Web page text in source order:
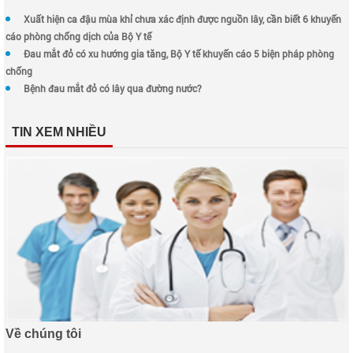
Xuất hiện ca đậu mùa khỉ chưa xác định được nguồn lây, cần biết 6 khuyến
cáo phòng chống dịch của Bộ Y tế
Đau mắt đỏ có xu hướng gia tăng, Bộ Y tế khuyến cáo 5 biện pháp phòng
chống
Bệnh đau mắt đỏ có lây qua đường nước?
TIN XEM NHIỀU
Về chúng tôi